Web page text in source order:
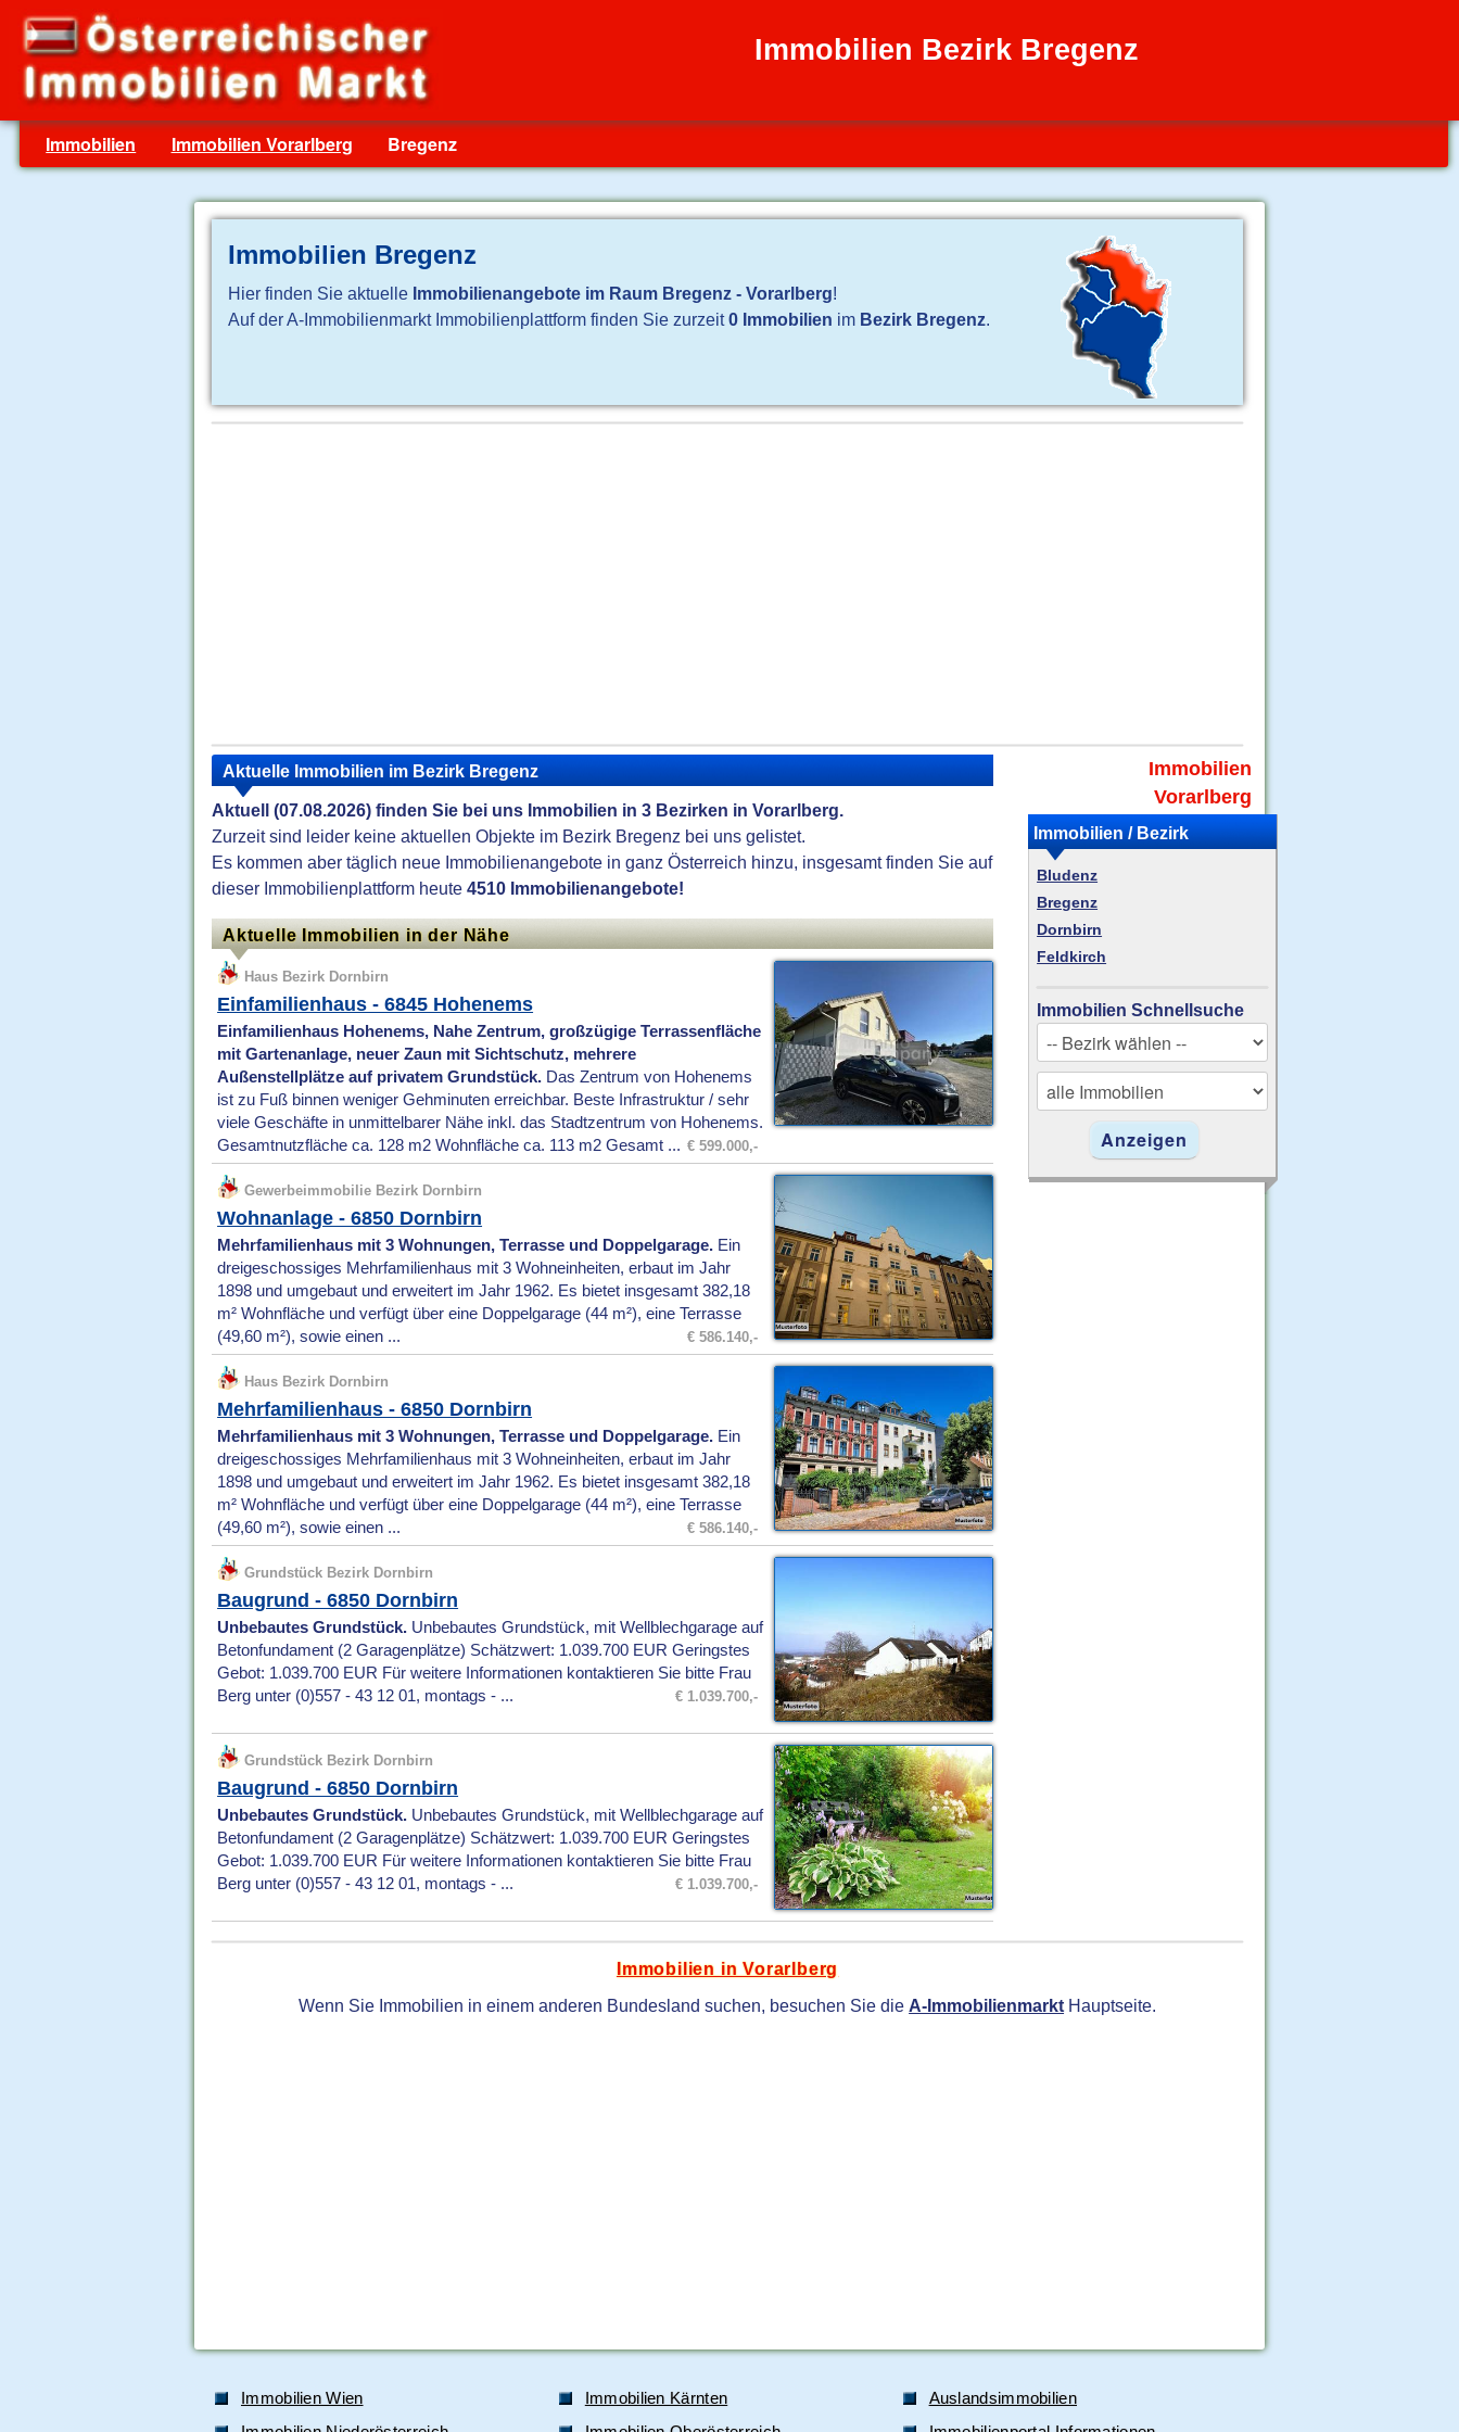
Immobilien Bezirk Bregenz
Immobilien Immobilien Vorarlberg Bregenz
Immobilien Bregenz
Hier finden Sie aktuelle Immobilienangebote im Raum Bregenz - Vorarlberg!
Auf der A-Immobilienmarkt Immobilienplattform finden Sie zurzeit0 Immobilien im Bezirk Bregenz.
Aktuelle Immobilien im Bezirk Bregenz
Aktuell (07.08.2026) finden Sie bei uns Immobilien in 3 Bezirken in Vorarlberg.
Zurzeit sind leider keine aktuellen Objekte im Bezirk Bregenz bei uns gelistet.
Es kommen aber täglich neue Immobilienangebote in ganz Österreich hinzu, insgesamt finden Sie auf
dieser Immobilienplattform heute4510 Immobilienangebote!
Aktuelle Immobilien in der Nähe
Haus Bezirk Dornbirn
Einfamilienhaus - 6845 Hohenems
Einfamilienhaus Hohenems, Nahe Zentrum, großzügige Terrassenfläche
mit Gartenanlage, neuer Zaun mit Sichtschutz, mehrere
Außenstellplätze auf privatem Grundstück. Das Zentrum von Hohenems
ist zu Fuß binnen weniger Gehminuten erreichbar. Beste Infrastruktur / sehr
viele Geschäfte in unmittelbarer Nähe inkl. das Stadtzentrum von Hohenems.
Gesamtnutzfläche ca. 128 m2 Wohnfläche ca. 113 m2 Gesamt ... € 599.000,-
Gewerbeimmobilie Bezirk Dornbirn
Wohnanlage - 6850 Dornbirn
Mehrfamilienhaus mit 3 Wohnungen, Terrasse und Doppelgarage. Ein
dreigeschossiges Mehrfamilienhaus mit 3 Wohneinheiten, erbaut im Jahr
1898 und umgebaut und erweitert im Jahr 1962. Es bietet insgesamt 382,18
m² Wohnfläche und verfügt über eine Doppelgarage (44 m²), eine Terrasse
(49,60 m²), sowie einen ...
€ 586.140,-
Haus Bezirk Dornbirn
Mehrfamilienhaus - 6850 Dornbirn
Mehrfamilienhaus mit 3 Wohnungen, Terrasse und Doppelgarage. Ein
dreigeschossiges Mehrfamilienhaus mit 3 Wohneinheiten, erbaut im Jahr
1898 und umgebaut und erweitert im Jahr 1962. Es bietet insgesamt 382,18
m² Wohnfläche und verfügt über eine Doppelgarage (44 m²), eine Terrasse
(49,60 m²), sowie einen ...
€ 586.140,-
Grundstück Bezirk Dornbirn
Baugrund - 6850 Dornbirn
Unbebautes Grundstück. Unbebautes Grundstück, mit Wellblechgarage auf
Betonfundament (2 Garagenplätze) Schätzwert: 1.039.700 EUR Geringstes
Gebot: 1.039.700 EUR Für weitere Informationen kontaktieren Sie bitte Frau
Berg unter (0)557 - 43 12 01, montags - ...
€ 1.039.700,-
Grundstück Bezirk Dornbirn
Baugrund - 6850 Dornbirn
Unbebautes Grundstück. Unbebautes Grundstück, mit Wellblechgarage auf
Betonfundament (2 Garagenplätze) Schätzwert: 1.039.700 EUR Geringstes
Gebot: 1.039.700 EUR Für weitere Informationen kontaktieren Sie bitte Frau
Berg unter (0)557 - 43 12 01, montags - ...
€ 1.039.700,-
Immobilien
Vorarlberg
Immobilien / Bezirk
Bludenz
Bregenz
Dornbirn
Feldkirch
Immobilien Schnellsuche
Immobilien in Vorarlberg
Wenn Sie Immobilien in einem anderen Bundesland suchen, besuchen Sie die A-Immobilienmarkt Hauptseite.
Immobilien Wien
Immobilien Kärnten
Auslandsimmobilien